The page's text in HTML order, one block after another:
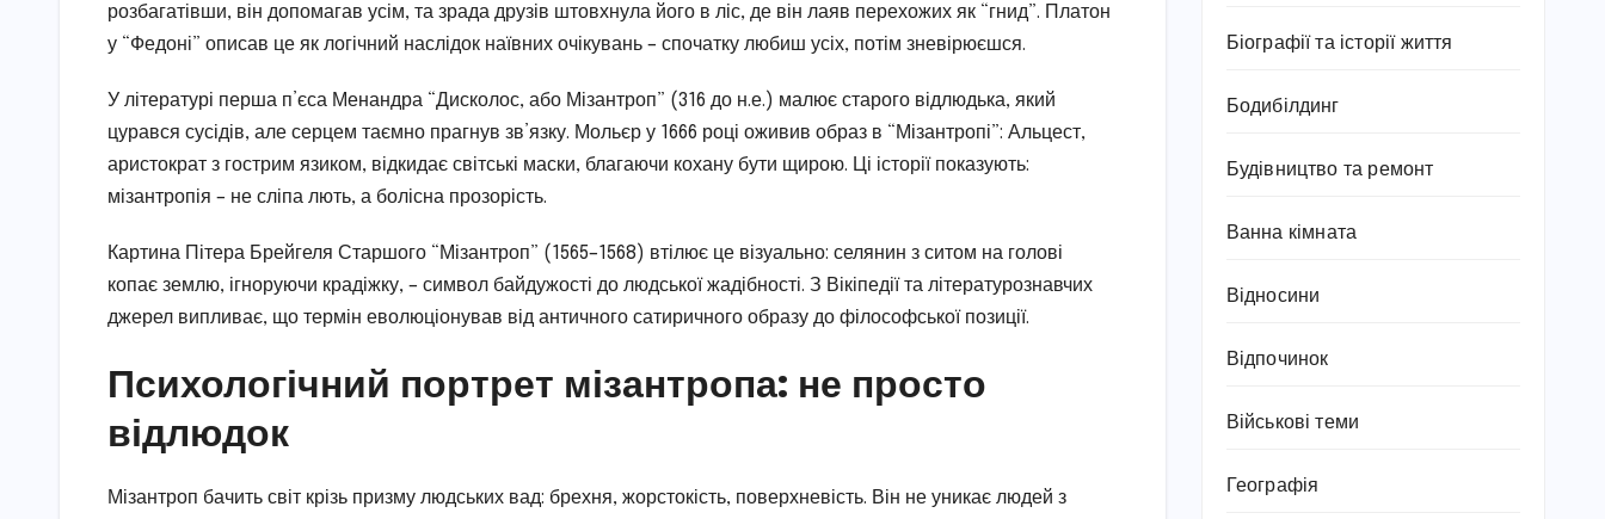
розбагатівши, він допомагав усім, та зрада друзів штовхнула його в ліс, де він лаяв перехожих як “гнид”. Платон
у “Федоні” описав це як логічний наслідок наївних очікувань – спочатку любиш усіх, потім зневірюєшся.
У літературі перша п’єса Менандра “Дисколос, або Мізантроп” (316 до н.е.) малює старого відлюдька, який
цурався сусідів, але серцем таємно прагнув зв’язку. Мольєр у 1666 році оживив образ в “Мізантропі”: Альцест,
аристократ з гострим язиком, відкидає світські маски, благаючи кохану бути щирою. Ці історії показують:
мізантропія – не сліпа лють, а болісна прозорість.
Картина Пітера Брейгеля Старшого “Мізантроп” (1565–1568) втілює це візуально: селянин з ситом на голові
копає землю, ігноруючи крадіжку, – символ байдужості до людської жадібності. З Вікіпедії та літературознавчих
джерел випливає, що термін еволюціонував від античного сатиричного образу до філософської позиції.
Психологічний портрет мізантропа: не просто
відлюдок
Мізантроп бачить світ крізь призму людських вад: брехня, жорстокість, поверхневість. Він не уникає людей з
Біографії та історії життя
Бодибілдинг
Будівництво та ремонт
Ванна кімната
Відносини
Відпочинок
Військові теми
Географія